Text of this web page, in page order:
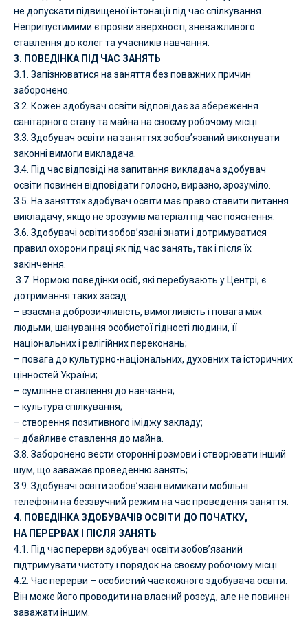
не допускати підвищеної інтонації під час спілкування.
Неприпустимими є прояви зверхності, зневажливого
ставлення до колег та учасників навчання.
3. ПОВЕДІНКА ПІД ЧАС ЗАНЯТЬ
3.1. Запізнюватися на заняття без поважних причин
заборонено.
3.2. Кожен здобувач освіти відповідає за збереження
санітарного стану та майна на своєму робочому місці.
3.3. Здобувач освіти на заняттях зобов’язаний виконувати
законні вимоги викладача.
3.4. Під час відповіді на запитання викладача здобувач
освіти повинен відповідати голосно, виразно, зрозуміло.
3.5. На заняттях здобувач освіти має право ставити питання
викладачу, якщо не зрозумів матеріал під час пояснення.
3.6. Здобувачі освіти зобов’язані знати і дотримуватися
правил охорони праці як під час занять, так і після їх
закінчення.
3.7. Нормою поведінки осіб, які перебувають у Центрі, є
дотримання таких засад:
– взаємна доброзичливість, вимогливість і повага між
людьми, шанування особистої гідності людини, її
національних і релігійних переконань;
– повага до культурно-національних, духовних та історичних
цінностей України;
– сумлінне ставлення до навчання;
– культура спілкування;
– створення позитивного іміджу закладу;
– дбайливе ставлення до майна.
3.8. Заборонено вести сторонні розмови і створювати інший
шум, що заважає проведенню занять;
3.9. Здобувачі освіти зобов’язані вимикати мобільні
телефони на беззвучний режим на час проведення заняття.
4. ПОВЕДІНКА ЗДОБУВАЧІВ ОСВІТИ ДО ПОЧАТКУ,
НА ПЕРЕРВАХ І ПІСЛЯ ЗАНЯТЬ
4.1. Під час перерви здобувач освіти зобов’язаний
підтримувати чистоту і порядок на своєму робочому місці.
4.2. Час перерви – особистий час кожного здобувача освіти.
Він може його проводити на власний розсуд, але не повинен
заважати іншим.